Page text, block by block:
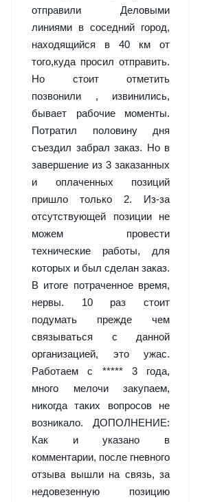
отправили Деловыми
линиями в соседний город,
находящийся в 40 км от
того,куда просил отправить.
Но стоит отметить
позвонили , извинились,
бывает рабочие моменты.
Потратил половину дня
съездил забрал заказ. Но в
завершение из 3 заказанных
и оплаченных позиций
пришло только 2. Из-за
отсутствующей позиции не
можем провести
технические работы, для
которых и был сделан заказ.
В итоге потраченное время,
нервы. 10 раз стоит
подумать прежде чем
связываться с данной
организацией, это ужас.
Работаем с ***** 3 года,
много мелочи закупаем,
никогда таких вопросов не
возникало. ДОПОЛНЕНИЕ:
Как и указано в
комментарии, после гневного
отзыва вышли на связь, за
недовезенную позицию